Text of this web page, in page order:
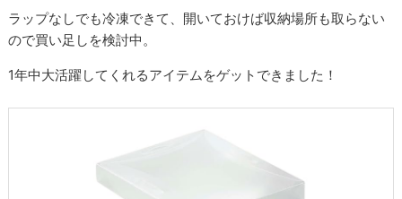
ラップなしでも冷凍できて、開いておけば収納場所も取らない
ので買い足しを検討中。
1年中大活躍してくれるアイテムをゲットできました！